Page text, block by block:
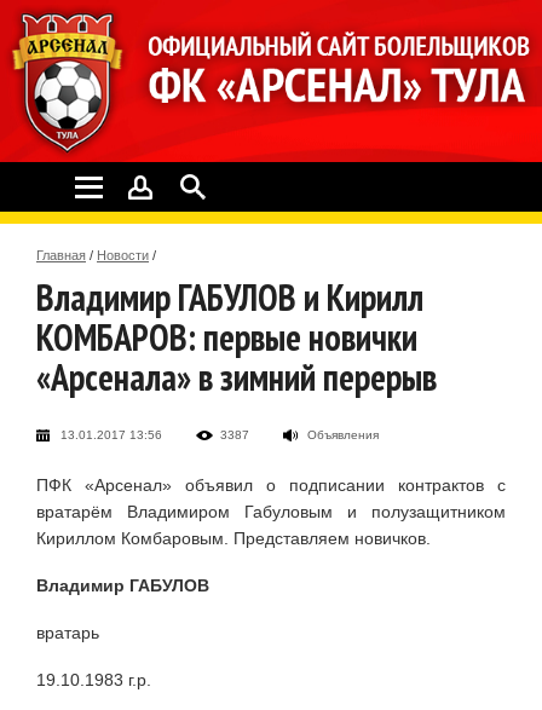
Главная / Новости /
Владимир ГАБУЛОВ и Кирилл
КОМБАРОВ: первые новички
«Арсенала» в зимний перерыв
13.01.2017 13:56 3387 Объявления
ПФК «Арсенал» объявил о подписании контрактов с
вратарём Владимиром Габуловым и полузащитником
Кириллом Комбаровым. Представляем новичков.
Владимир ГАБУЛОВ
вратарь
19.10.1983 г.р.